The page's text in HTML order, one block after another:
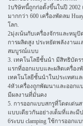
1บริษัทนี้ถูกก่อตั้งขึ้นในปี
มากกว่า 600 เครื่องพัดลม
โลก.
2มุ่งเน้นกับเครื่องจักรและหมู
การผลิตสูง ประหยัดพลังงาน
สมบูรณ์แบบ
3. เทคโนโลยีชั้นนํา มีสิทธิบัต
แรกที่ออกแบบและผลิตเครื่อ
เทคโนโลยีชั้นนําในประเทศแล
4หัวเครื่องถูกพัฒนาและออกแ
มีผลงานที่มั่นคง
5. การออกแบบสกรูที่โดดเด่น
แบบเดียวกันอย่างเต็มที่และมี
6ระบบ clamping ใช้การออกแ